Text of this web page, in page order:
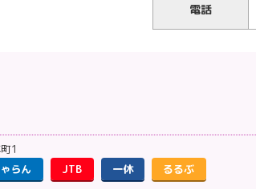
電話
1
らん JTB 一休 るるぶ